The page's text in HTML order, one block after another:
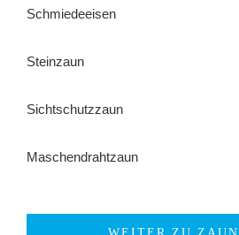
Schmiedeeisen
Steinzaun
Sichtschutzzaun
Maschendrahtzaun